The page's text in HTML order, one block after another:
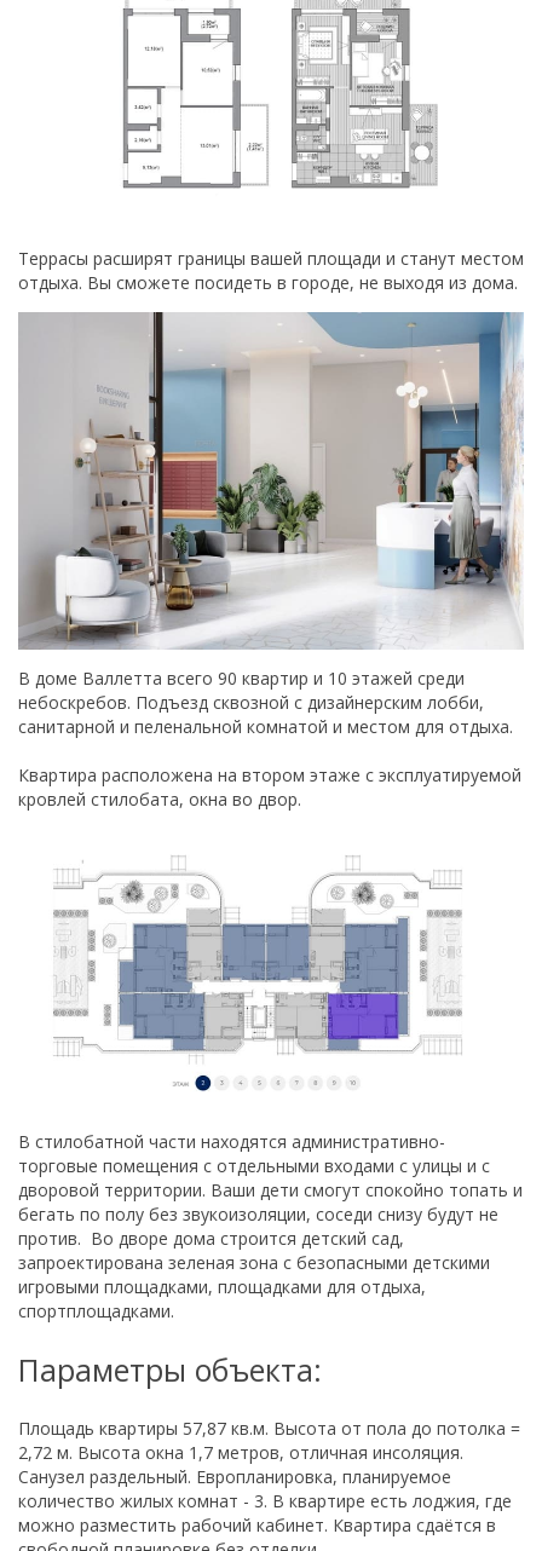
Террасы расширят границы вашей площади и станут местом
отдыха. Вы сможете посидеть в городе, не выходя из дома.
В доме Валлетта всего 90 квартир и 10 этажей среди
небоскребов. Подъезд сквозной с дизайнерским лобби,
санитарной и пеленальной комнатой и местом для отдыха.
Квартира расположена на втором этаже с эксплуатируемой
кровлей стилобата, окна во двор.
В стилобатной части находятся административно-
торговые помещения с отдельными входами с улицы и с
дворовой территории. Ваши дети смогут спокойно топать и
бегать по полу без звукоизоляции, соседи снизу будут не
против. Во дворе дома строится детский сад,
запроектирована зеленая зона с безопасными детскими
игровыми площадками, площадками для отдыха,
спортплощадками.
Параметры объекта:
Площадь квартиры 57,87 кв.м. Высота от пола до потолка =
2,72 м. Высота окна 1,7 метров, отличная инсоляция.
Санузел раздельный. Европланировка, планируемое
количество жилых комнат - 3. В квартире есть лоджия, где
можно разместить рабочий кабинет. Квартира сдаётся в